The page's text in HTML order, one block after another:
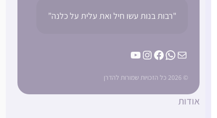
"רבות בנות עשו חיל ואת עלית על כלנה”
Mail
WhatsApp
Facebook
Instagram
YouTube
אודות